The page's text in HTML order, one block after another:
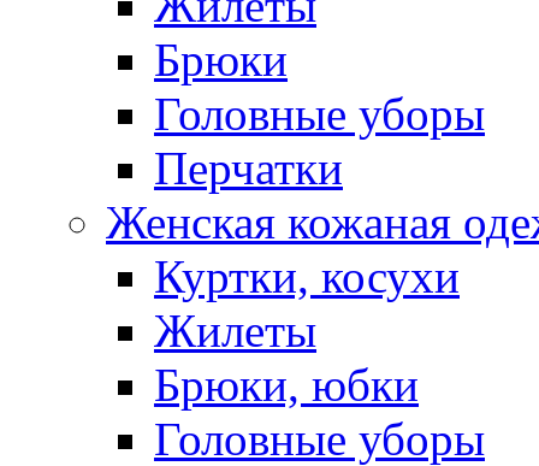
Брюки
Головные уборы
Перчатки
Женская кожаная
Куртки, косухи
Жилеты
Брюки, юбки
Головные уборы